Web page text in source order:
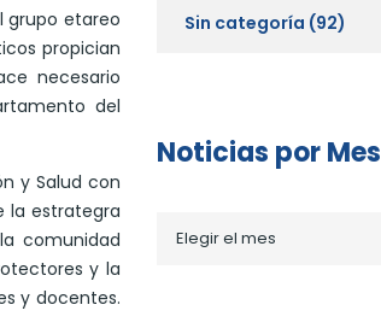
grupo etareo
propician
necesario
del
y Salud con
la estrategra
comunidad
y la
y docentes.
Sin categoría (92)
Noticias por Mes
porElegir el mes